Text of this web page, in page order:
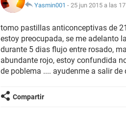
Yasmin001 - 25 jun 2015 a las
tomo pastillas anticonceptivas de
estoy preocupada, se me adelanto
durante 5 dias flujo entre rosado,
abundante rojo, estoy confundida
de poblema .... ayudenme a salir de
Compartir